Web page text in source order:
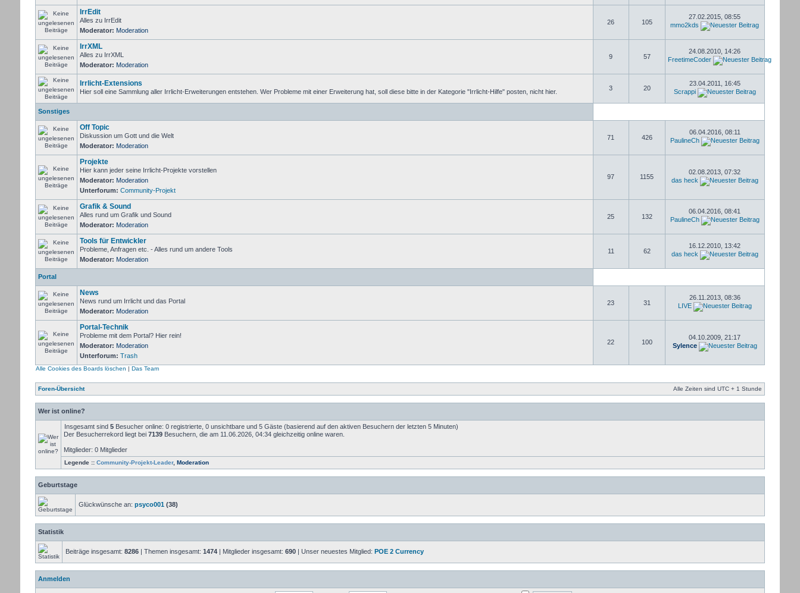
IrrEdit
Alles zu IrrEdit
Moderator: Moderation
26 105
27.02.2015, 08:55
mmo2kds
IrrXML
Alles zu IrrXML
Moderator: Moderation
9 57
24.08.2010, 14:26
FreetimeCoder
Irrlicht-Extensions
Hier soll eine Sammlung aller Irrlicht-Erweiterungen entstehen. Wer Probleme mit einer Erweiterung hat, soll diese bitte in der Kategorie "Irrlicht-Hilfe" posten, nicht hier. 3 20
23.04.2011, 16:45
Scrappi
Sonstiges
Off Topic
Diskussion um Gott und die Welt
Moderator: Moderation
71 426
06.04.2016, 08:11
PaulineCh
Projekte
Hier kann jeder seine Irrlicht-Projekte vorstellen
Moderator: Moderation
Unterforum: Community-Projekt
97 1155
02.08.2013, 07:32
das heck
Grafik & Sound
Alles rund um Grafik und Sound
Moderator: Moderation
25 132
06.04.2016, 08:41
PaulineCh
Tools für Entwickler
Probleme, Anfragen etc. - Alles rund um andere Tools
Moderator: Moderation
11 62
16.12.2010, 13:42
das heck
Portal
News
News rund um Irrlicht und das Portal
Moderator: Moderation
23 31
26.11.2013, 08:36
LIVE
Portal-Technik
Probleme mit dem Portal? Hier rein!
Moderator: Moderation
Unterforum: Trash
22 100
04.10.2009, 21:17
Sylence
Alle Cookies des Boards löschen | Das Team
Foren-Übersicht Alle Zeiten sind UTC + 1 Stunde
Wer ist online?
Insgesamt sind 5Besucher online: 0 registrierte, 0 unsichtbare und 5 Gäste (basierend auf den aktiven Besuchern der letzten 5 Minuten)
Der Besucherrekord liegt bei 7139Besuchern, die am 11.06.2026, 04:34 gleichzeitig online waren.
Mitglieder: 0 Mitglieder
Legende :: Community-Projekt-Leader, Moderation
Geburtstage
Glückwünsche an: psyco001(38)
Statistik
Beiträge insgesamt: 8286| Themen insgesamt: 1474| Mitglieder insgesamt: 690| Unser neuestes Mitglied: POE 2 Currency
Anmelden